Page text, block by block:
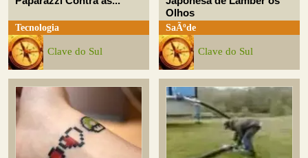
Tecnologia
Clave do Sul
Olhos
SaÃºde
Clave do Sul